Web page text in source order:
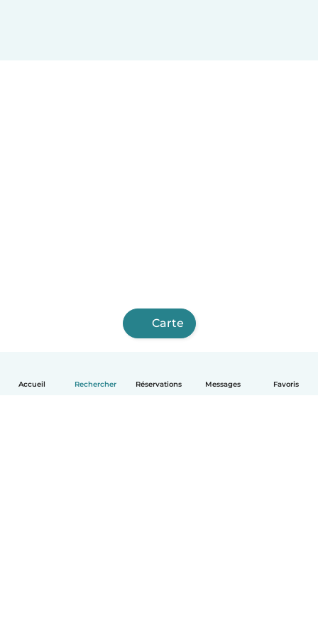
Accueil Rechercher Réservations Messages Favoris
Carte